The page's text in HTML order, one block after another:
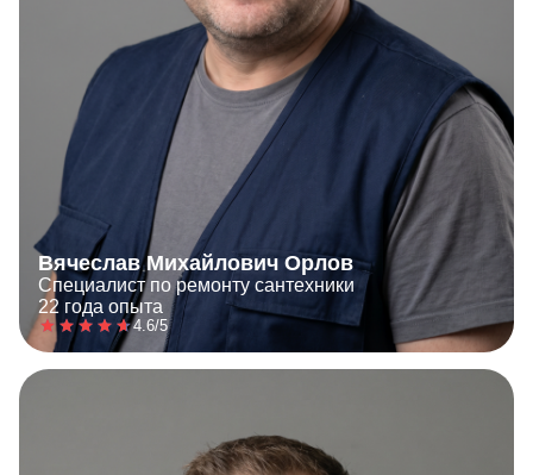
Вячеслав Михайлович Орлов
Специалист по ремонту сантехники
22 года опыта
4.6/5